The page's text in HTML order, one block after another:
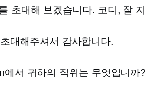
초대해 보겠습니다. 코디, 잘
대해주셔서 감사합니다.
에서 귀하의 직위는 무엇입니까?